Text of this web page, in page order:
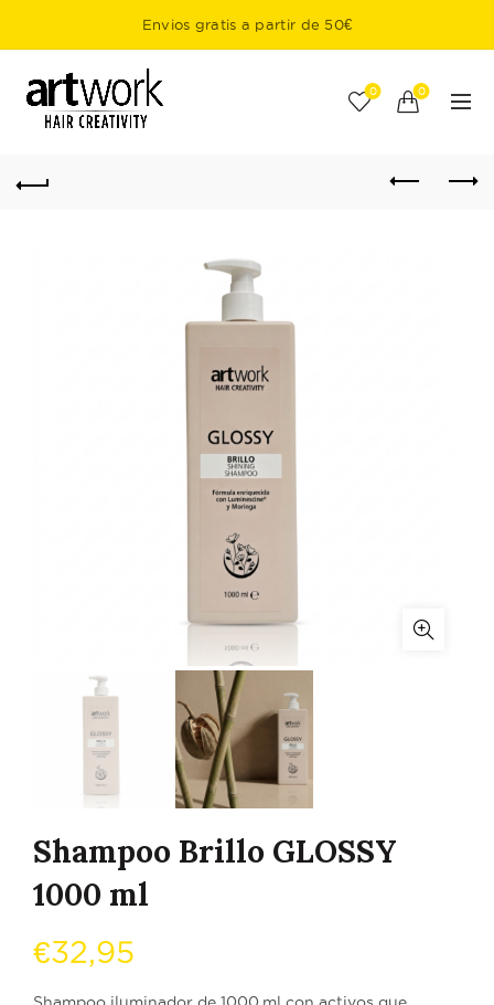
Envios gratis a partir de 50€
0 0
Shampoo Brillo GLOSSY
1000 ml
€32,95